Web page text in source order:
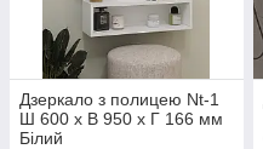
Дзеркало з полицею Nt-1
Ш 600 x В 950 x Г 166 мм
Білий